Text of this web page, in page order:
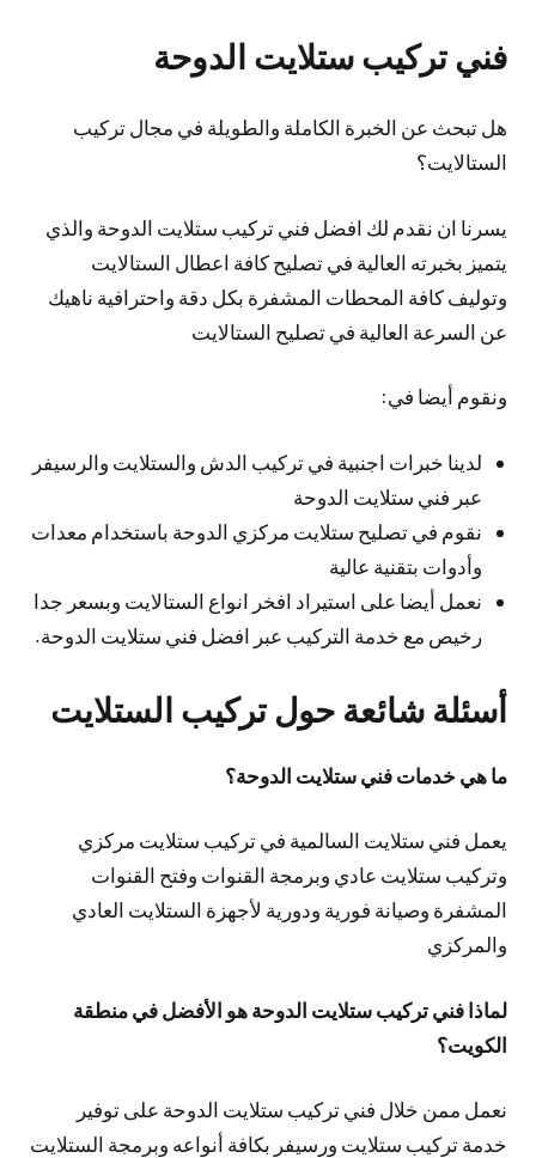
فني تركيب ستلايت الدوحة
هل تبحث عن الخبرة الكاملة والطويلة في مجال تركيب
الستالايت؟
يسرنا ان نقدم لك افضل فني تركيب ستلايت الدوحة والذي
يتميز بخبرته العالية في تصليح كافة اعطال الستالايت
وتوليف كافة المحطات المشفرة بكل دقة واحترافية ناهيك
عن السرعة العالية في تصليح الستالايت
ونقوم أيضا في:
لدينا خبرات اجنبية في تركيب الدش والستلايت والرسيفر
عبر فني ستلايت الدوحة
نقوم في تصليح ستلايت مركزي الدوحة باستخدام معدات
وأدوات بتقنية عالية
نعمل أيضا على استيراد افخر انواع الستالايت وبسعر جدا
رخيص مع خدمة التركيب عبر افضل فني ستلايت الدوحة.
أسئلة شائعة حول تركيب الستلايت
ما هي خدمات فني ستلايت الدوحة؟
يعمل فني ستلايت السالمية في تركيب ستلايت مركزي
وتركيب ستلايت عادي وبرمجة القنوات وفتح القنوات
المشفرة وصيانة فورية ودورية لأجهزة الستلايت العادي
والمركزي
لماذا فني تركيب ستلايت الدوحة هو الأفضل في منطقة
الكويت؟
نعمل ممن خلال فني تركيب ستلايت الدوحة على توفير
خدمة تركيب ستلايت ورسيفر بكافة أنواعه وبرمجة الستلايت